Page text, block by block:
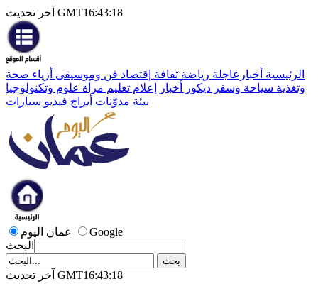
آخر تحديث GMT16:43:18
الرئيسية أخبارعاجلة رياضة ثقافة إقتصاد فن وموسيقى أزياء صحة
وتغذية سياحة وسفر ديكور أخبار إعلام تعليم مرأة علوم وتكنولوجيا
بيئة مدوَّنات أبراج فيديو سيارات
عمان اليوم
Google
البحث
آخر تحديث GMT16:43:18